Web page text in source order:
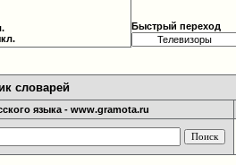
Быстрый переход
словарей
языка - www.gramota.ru